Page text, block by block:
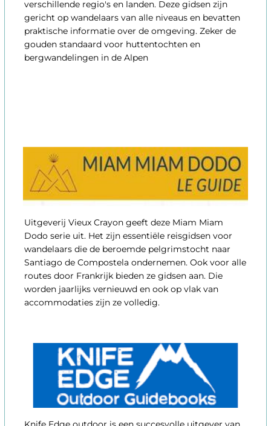
verschillende regio's en landen. Deze gidsen zijn
gericht op wandelaars van alle niveaus en bevatten
praktische informatie over de omgeving. Zeker de
gouden standaard voor huttentochten en
bergwandelingen in de Alpen
Uitgeverij Vieux Crayon geeft deze Miam Miam
Dodo serie uit. Het zijn essentiële reisgidsen voor
wandelaars die de beroemde pelgrimstocht naar
Santiago de Compostela ondernemen. Ook voor alle
routes door Frankrijk bieden ze gidsen aan. Die
worden jaarlijks vernieuwd en ook op vlak van
accommodaties zijn ze volledig.